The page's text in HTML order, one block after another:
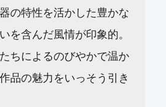
の特性を活かした豊かな
を含んだ風情が印象的。
ちによるのびやかで温か
品の魅力をいっそう引き